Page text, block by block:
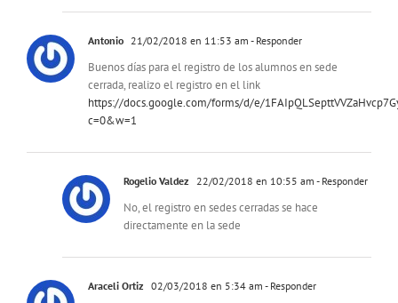
Antonio 21/02/2018 en 11:53 am - Responder
Buenos días para el registro de los alumnos en sede
cerrada, realizo el registro en el link
https://docs.google.com/forms/d/e/
c=0&w=1
Rogelio Valdez 22/02/2018 en 10:55 am - Responder
No, el registro en sedes cerradas se hace
directamente en la sede
Araceli Ortiz 02/03/2018 en 5:34 am - Responder